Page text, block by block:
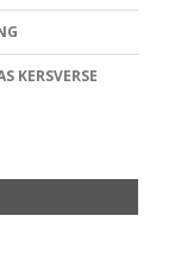
KERSVERSE